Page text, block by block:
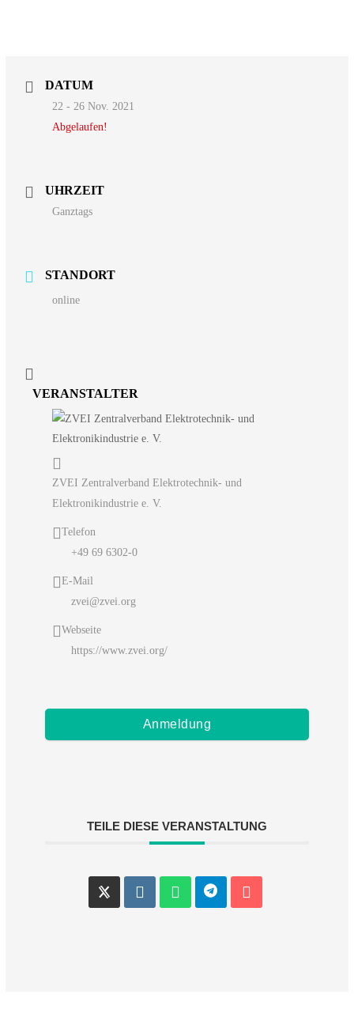
DATUM
22 - 26 Nov. 2021
Abgelaufen!
UHRZEIT
Ganztags
STANDORT
online
VERANSTALTER
ZVEI Zentralverband Elektrotechnik- und
Elektronikindustrie e. V.
Telefon
+49 69 6302-0
E-Mail
zvei@zvei.org
Webseite
https://www.zvei.org/
Anmeldung
TEILE DIESE VERANSTALTUNG